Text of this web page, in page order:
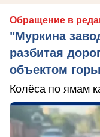
Обращение в
"Муркина
разбитая
объектом
Колёса по ямам